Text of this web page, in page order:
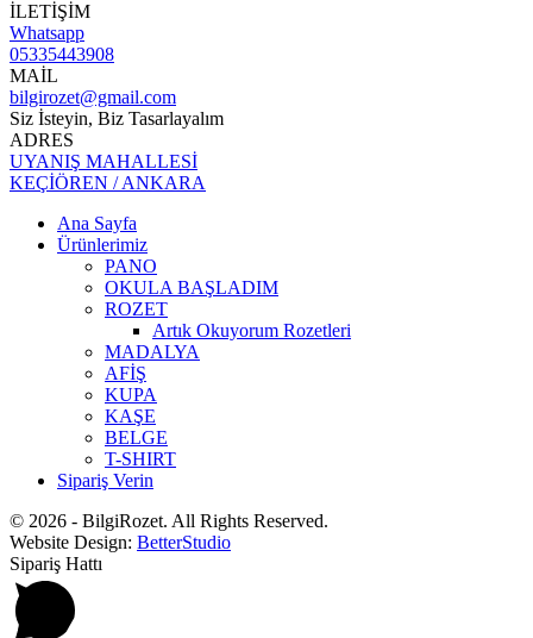
İLETİŞİM
Whatsapp
05335443908
MAİL
bilgirozet@gmail.com
Siz İsteyin, Biz Tasarlayalım
ADRES
UYANIŞ MAHALLESİ
KEÇİÖREN / ANKARA
Ana Sayfa
Ürünlerimiz
PANO
OKULA BAŞLADIM
ROZET
Artık Okuyorum Rozetleri
MADALYA
AFİŞ
KUPA
KAŞE
BELGE
T-SHIRT
Sipariş Verin
© 2026 - BilgiRozet. All Rights Reserved.
Website Design: BetterStudio
Sipariş Hattı